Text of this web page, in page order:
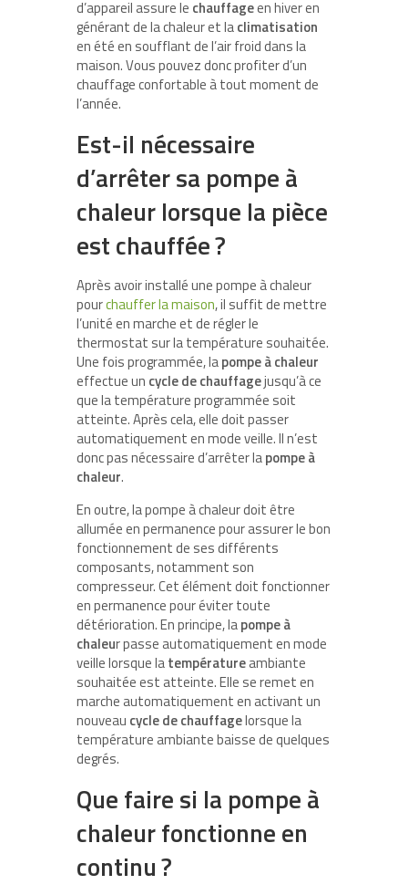
d’appareil assure le chauffageen hiver en
générant de la chaleur et laclimatisation
en été en soufflant de l’air froid dans la
maison. Vous pouvez donc profiter d’un
chauffage confortable à tout moment de
l’année.
Est-il nécessaire
d’arrêter sa pompe à
chaleur lorsque la pièce
est chauffée ?
Après avoir installé une pompe à chaleur
pourchauffer la maison, il suffit de mettre
l’unité en marche et de régler le
thermostat sur la température souhaitée.
Une fois programmée, lapompe à chaleur
effectue un cycle de chauffagejusqu’à ce
que la température programmée soit
atteinte. Après cela, elle doit passer
automatiquement en mode veille. Il n’est
donc pas nécessaire d’arrêter lapompe à
chaleur.
En outre, la pompe à chaleur doit être
allumée en permanence pour assurer le bon
fonctionnement de ses différents
composants, notamment son
compresseur. Cet élément doit fonctionner
en permanence pour éviter toute
détérioration. En principe, lapompe à
chaleur passe automatiquement en mode
veille lorsque latempératureambiante
souhaitée est atteinte. Elle se remet en
marche automatiquement en activant un
nouveau cycle de chauffagelorsque la
température ambiante baisse de quelques
degrés.
Que faire si la pompe à
chaleur fonctionne en
continu ?